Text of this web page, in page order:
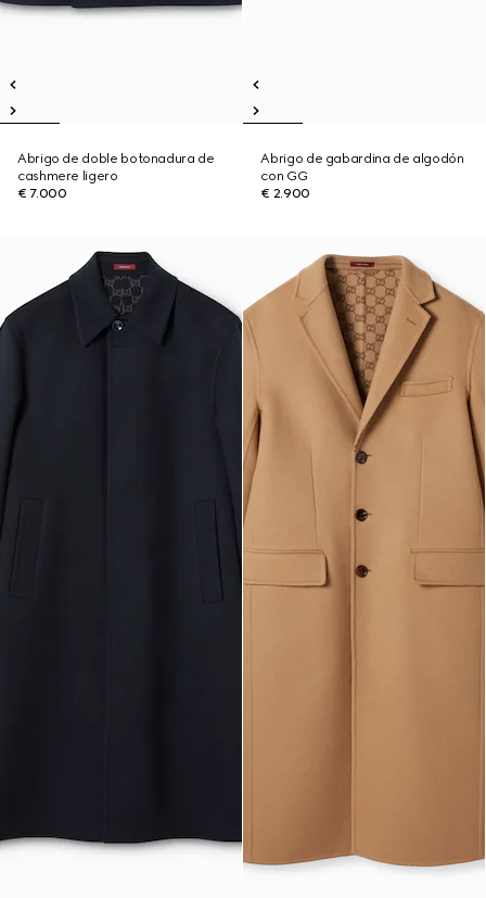
Abrigo de doble botonadura de
cashmere ligero
€ 7.000
Abrigo de gabardina de algodón
con GG
€ 2.900